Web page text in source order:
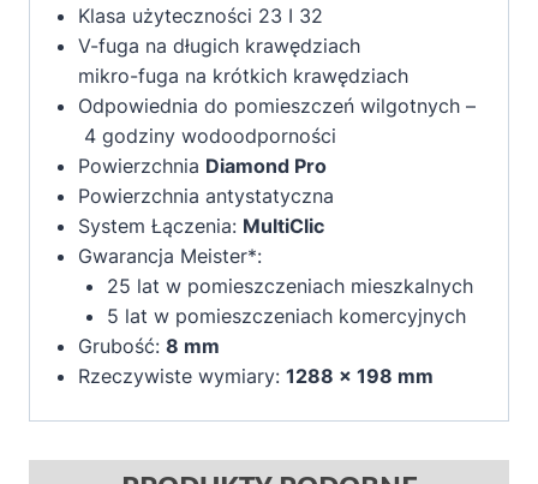
Klasa użyteczności 23 I 32
V-fuga na długich krawędziach
mikro-fuga na krótkich krawędziach
Odpowiednia do pomieszczeń wilgotnych –
4 godziny wodoodporności
Powierzchnia Diamond Pro
Powierzchnia antystatyczna
System Łączenia: MultiClic
Gwarancja Meister*:
25 lat w pomieszczeniach mieszkalnych
5 lat w pomieszczeniach komercyjnych
Grubość: 8 mm
Rzeczywiste wymiary: 1288 x 198 mm